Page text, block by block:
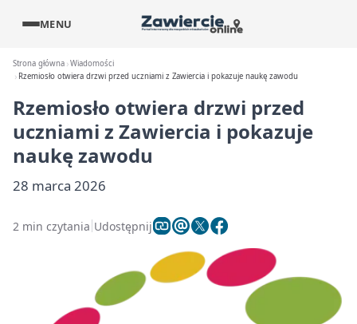
MENU
Strona główna Wiadomości
Rzemiosło otwiera drzwi przed uczniami z Zawiercia i pokazuje naukę zawodu
Rzemiosło otwiera drzwi przed
uczniami z Zawiercia i pokazuje
naukę zawodu
28 marca 2026
2 min czytania Udostępnij